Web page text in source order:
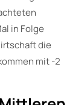
in Folge
die
mit -2